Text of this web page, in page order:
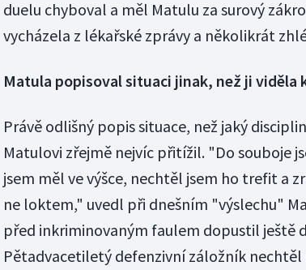
duelu chyboval a měl Matulu za surový
vycházela z lékařské zprávy a několikrát
Matula popisoval situaci jinak, než ji viděla
Právě odlišný popis situace, než jaký
Matulovi zřejmě nejvíc přitížil. "Do souboje
jsem měl ve výšce, nechtěl jsem ho trefit a
ne loktem," uvedl při dnešním "výslechu"
před inkriminovaným faulem dopustil ještě
Pětadvacetiletý defenzivní záložník